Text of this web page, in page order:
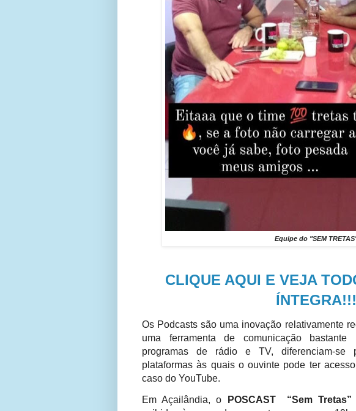
Equipe do "SEM
CLIQUE AQUI E VEJA
ÍNTEGRA!!!
Os Podcasts são uma inovação relativamente
uma ferramenta de comunicaçãobastante
programas de rádio e TV, diferenciam-se
plataformas às quais o ouvinte pode ter
caso do YouTube.
Em Açailândia, o POSCAST “Sem